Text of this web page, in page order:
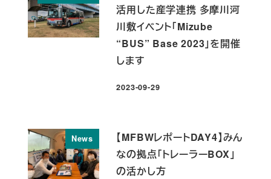
活用した産学連携 多摩川河
川敷イベント「Mizube
“BUS” Base 2023」を開催
します
投稿日
2023-09-29
News
【MFBWレポートDAY4】みん
なの拠点「トレーラーBOX」
の活かし方